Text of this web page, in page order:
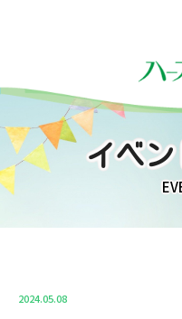
イベン
2024.05.08